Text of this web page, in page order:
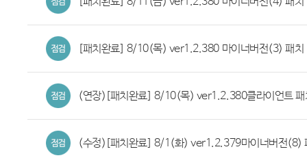
[패치완료] 8/10(목) ver1.2.380 마이너버전(3) 패
(연장)[패치완료] 8/10(목) ver1.2.380클라이언트
(수정)[패치완료] 8/1(화) ver1.2.379마이너버전